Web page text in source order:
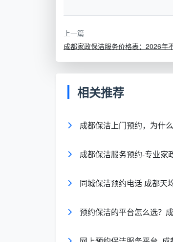
得见的标准：
1. 人员“先筛后训”双重保障
所有上岗保洁师均通过身份
2. 工具“分色分区”，拒绝交
服务期间全程投保，因操作不
天均安洁的服务范围已经
上一篇
成都家政保洁服务价格表：2026年
相关推荐
成都保洁上门预约，为什
成都保洁服务预约-专业家
同城保洁预约电话 成都天
预约保洁的平台怎么选？